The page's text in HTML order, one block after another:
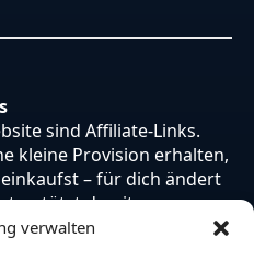
verwalten
sind Affiliate-Links.
kleine Provision erhalten,
– für dich ändert
damit unsere